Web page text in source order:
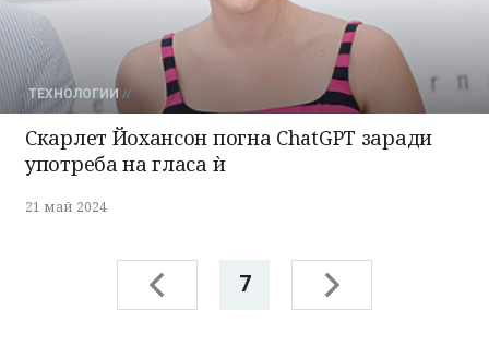
ТЕХНОЛОГИИ
Скарлет Йохансон погна ChatGPT заради
употреба на гласа ѝ
21 май 2024
7